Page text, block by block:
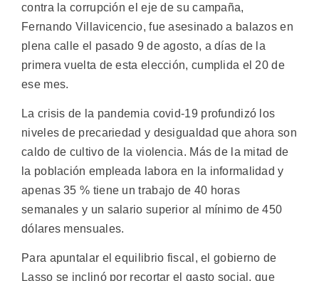
contra la corrupción el eje de su campaña,
Fernando Villavicencio, fue asesinado a balazos en
plena calle el pasado 9 de agosto, a días de la
primera vuelta de esta elección, cumplida el 20 de
ese mes.
La crisis de la pandemia covid-19 profundizó los
niveles de precariedad y desigualdad que ahora son
caldo de cultivo de la violencia. Más de la mitad de
la población empleada labora en la informalidad y
apenas 35 % tiene un trabajo de 40 horas
semanales y un salario superior al mínimo de 450
dólares mensuales.
Para apuntalar el equilibrio fiscal, el gobierno de
Lasso se inclinó por recortar el gasto social, que